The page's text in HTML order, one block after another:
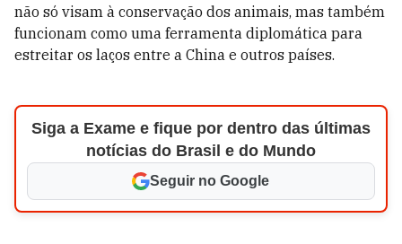
não só visam à conservação dos animais, mas também
funcionam como uma ferramenta diplomática para
estreitar os laços entre a China e outros países.
Siga a Exame e fique por dentro das últimas
notícias do Brasil e do Mundo
Seguir no Google